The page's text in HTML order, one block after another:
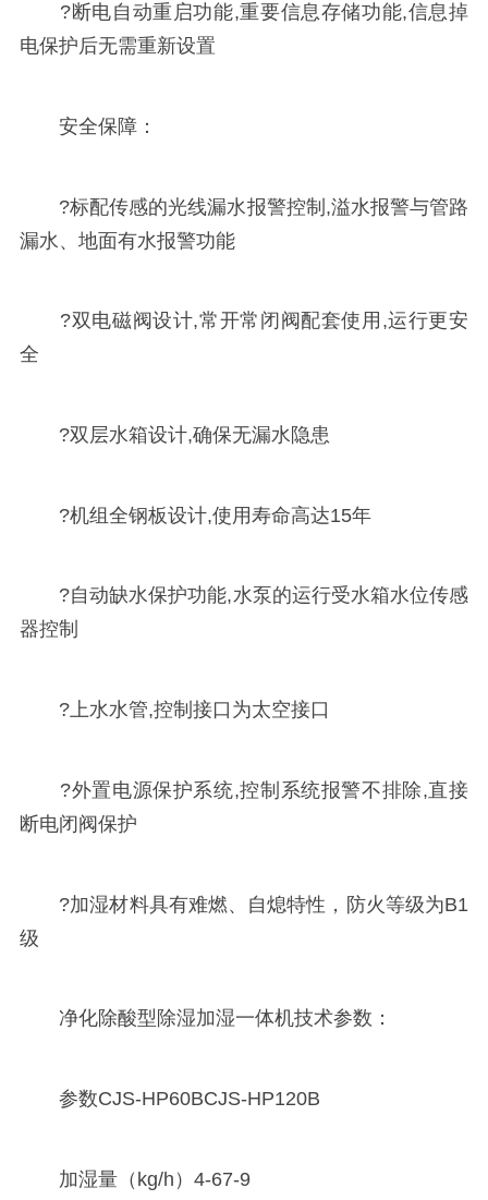
?断电自动重启功能,重要信息存储功能,信息掉
电保护后无需重新设置
安全保障：
?标配传感的光线漏水报警控制,溢水报警与管路
漏水、地面有水报警功能
?双电磁阀设计,常开常闭阀配套使用,运行更安
全
?双层水箱设计,确保无漏水隐患
?机组全钢板设计,使用寿命高达15年
?自动缺水保护功能,水泵的运行受水箱水位传感
器控制
?上水水管,控制接口为太空接口
?外置电源保护系统,控制系统报警不排除,直接
断电闭阀保护
?加湿材料具有难燃、自熄特性，防火等级为B1
级
净化除酸型除湿加湿一体机技术参数：
参数CJS-HP60BCJS-HP120B
加湿量（kg/h）4-67-9